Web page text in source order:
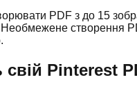
PDF з до 15
створення
свій Pinterest